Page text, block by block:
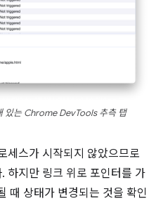
있는 Chrome DevTools 추측 탭
세스가 시작되지 않았으므로
하지만 링크 위로 포인터를 가
때 상태가 변경되는 것을 확인